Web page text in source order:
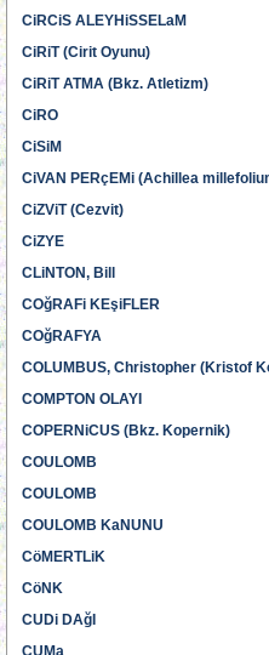
CiRCiS ALEYHiSSELaM
CiRiT (Cirit Oyunu)
CiRiT ATMA (Bkz. Atletizm)
CiRO
CiSiM
CiVAN PERçEMi (Achillea
CiZViT (Cezvit)
CiZYE
CLiNTON, Bill
COğRAFi KEşiFLER
COğRAFYA
COLUMBUS, Christopher (Kristof
COMPTON OLAYI
COPERNiCUS (Bkz. Kopernik)
COULOMB
COULOMB
COULOMB KaNUNU
CöMERTLiK
CöNK
CUDi DAğI
CUMa